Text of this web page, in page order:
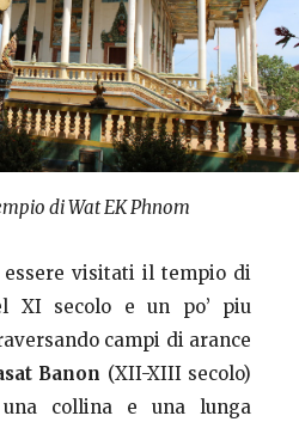
di Wat EK Phnom
visitati il tempio di
XI secolo e un po’ piu
campi di arance
Banon (XII-XIII secolo)
collina e una lunga